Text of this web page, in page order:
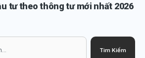
tư theo thông tư mới nhất 2026
Tìm Kiếm